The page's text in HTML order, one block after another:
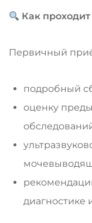
Как
Первичный
подробный
оценку
диагностике